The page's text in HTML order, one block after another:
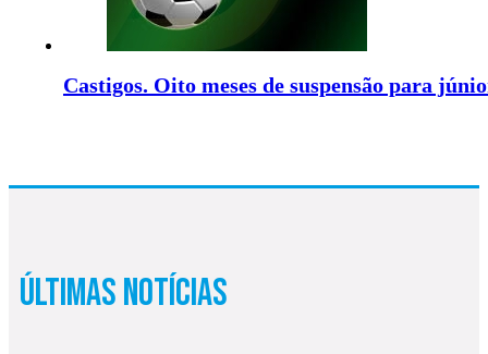
Castigos. Oito meses de suspensão para
Últimas Notícias